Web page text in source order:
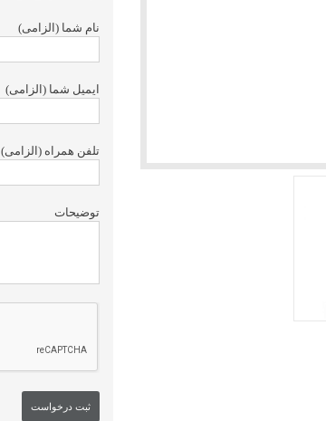
نام شما (الزامی)
ایمیل شما (الزامی)
تلفن همراه (الزامی)
توضیحات